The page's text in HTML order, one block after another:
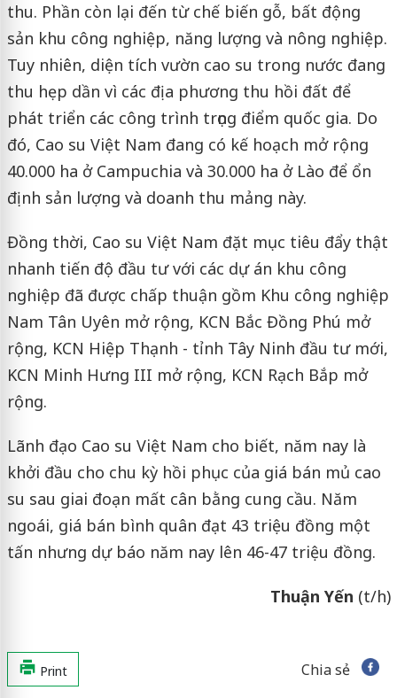
thu. Phần còn lại đến từ chế biến gỗ, bất động
sản khu công nghiệp, năng lượng và nông nghiệp.
Tuy nhiên, diện tích vườn cao su trong nước đang
thu hẹp dần vì các địa phương thu hồi đất để
phát triển các công trình trọng điểm quốc gia. Do
đó, Cao su Việt Nam đang có kế hoạch mở rộng
40.000 ha ở Campuchia và 30.000 ha ở Lào để ổn
định sản lượng và doanh thu mảng này.
Đồng thời, Cao su Việt Nam đặt mục tiêu đẩy thật
nhanh tiến độ đầu tư với các dự án khu công
nghiệp đã được chấp thuận gồm Khu công nghiệp
Nam Tân Uyên mở rộng, KCN Bắc Đồng Phú mở
rộng, KCN Hiệp Thạnh - tỉnh Tây Ninh đầu tư mới,
KCN Minh Hưng III mở rộng, KCN Rạch Bắp mở
rộng.
Lãnh đạo Cao su Việt Nam cho biết, năm nay là
khởi đầu cho chu kỳ hồi phục của giá bán mủ cao
su sau giai đoạn mất cân bằng cung cầu. Năm
ngoái, giá bán bình quân đạt 43 triệu đồng một
tấn nhưng dự báo năm nay lên 46-47 triệu đồng.
Thuận Yến (t/h)
Print Chia sẻ